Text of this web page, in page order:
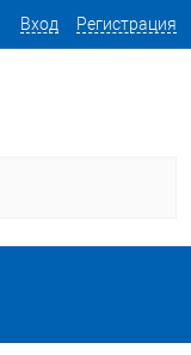
Вход Регистрация